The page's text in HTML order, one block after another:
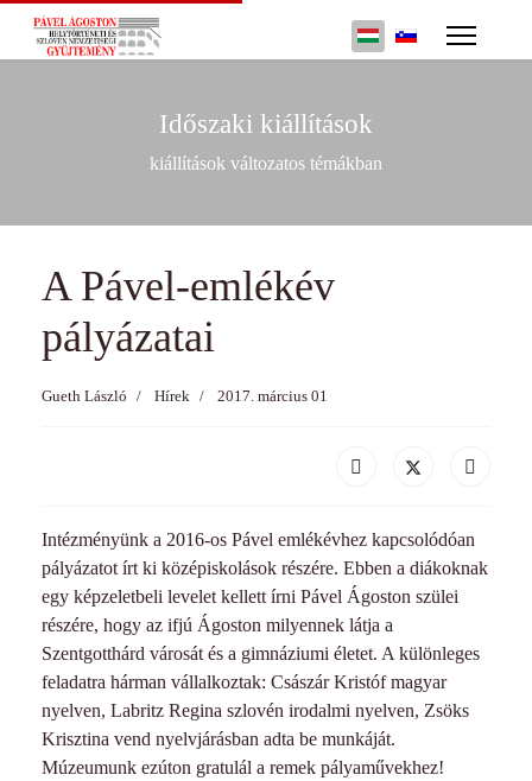
Válasszon nyelvet
Időszaki kiállítások
kiállítások változatos témákban
A Pável-emlékév
pályázatai
Gueth László Hírek 2017. március 01
Intézményünk a 2016-os Pável emlékévhez kapcsolódóan
pályázatot írt ki középiskolások részére. Ebben a diákoknak
egy képzeletbeli levelet kellett írni Pável Ágoston szülei
részére, hogy az ifjú Ágoston milyennek látja a
Szentgotthárd városát és a gimnáziumi életet. A különleges
feladatra hárman vállalkoztak: Császár Kristóf magyar
nyelven, Labritz Regina szlovén irodalmi nyelven, Zsöks
Krisztina vend nyelvjárásban adta be munkáját.
Múzeumunk ezúton gratulál a remek pályaművekhez!